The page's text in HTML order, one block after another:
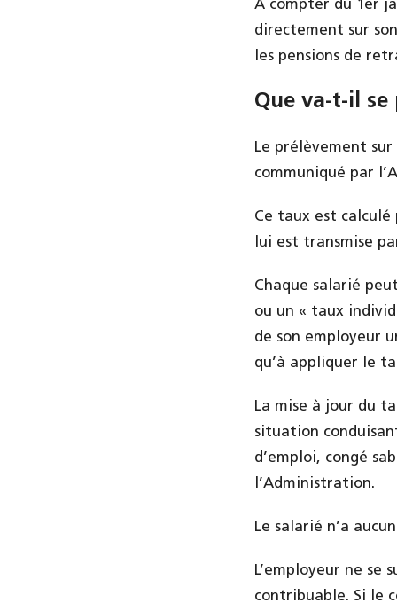
A compter du 1er
directement sur
les pensions de
Que va-t-il se
Le prélèvement
communiqué par
Ce taux est
lui est transmise
Chaque salarié
ou un « taux
de son employeur
qu’à appliquer le
La mise à jour du
situation
d’emploi, congé
l’Administration.
Le salarié n’a
L’employeur ne
contribuable. Si le